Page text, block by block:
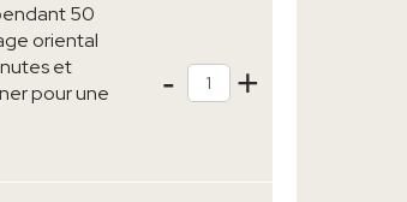
50
oriental
et
pour une
- Qté +